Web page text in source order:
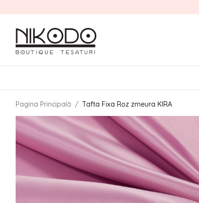
Pagina Principală / Tafta Fixa Roz zmeura KIRA